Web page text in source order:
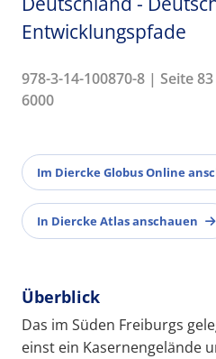
Entwicklungspfade
978-3-14-100870-8 | Seite
6000
Im Diercke Globus Online
In Diercke Atlas anschauen
Überblick
Das im Süden Freiburgs
einst ein Kasernengelände